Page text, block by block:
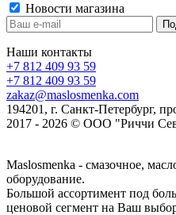
Новости магазина
Наши контакты
+7 812 409 93 59
+7 812 409 93 59
zakaz@maslosmenka.com
194201, г. Санкт-Петербург,
2017 - 2026 © ООО "Риччи
Maslosmenka - смазочное,
оборудование.
Большой ассортимент под
ценовой сегмент на Ваш